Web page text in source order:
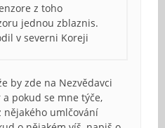
z toho
jednou zblaznis.
v severni Koreji
by zde na Nezvědavci
pokud se mne týče,
umlčování